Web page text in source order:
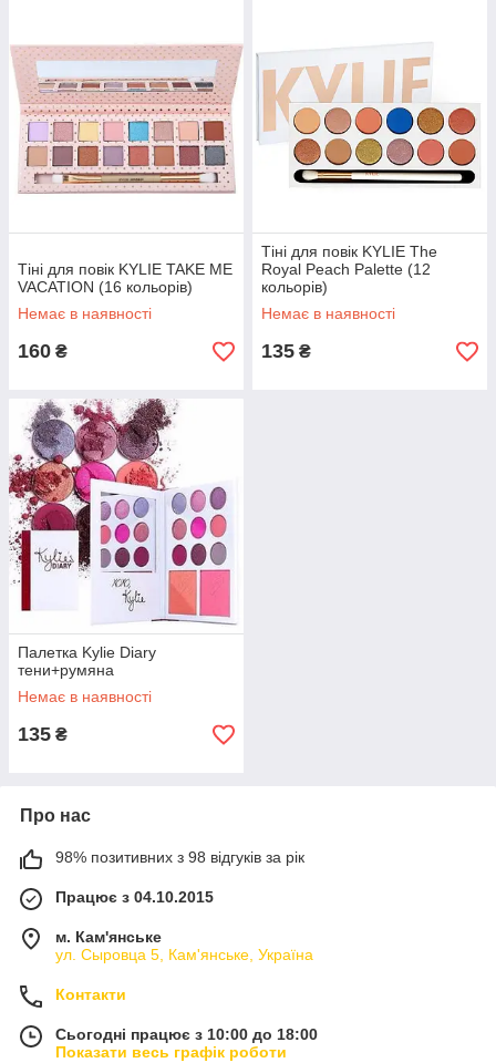
Тіні для повік KYLIE TAKE ME
VACATION (16 кольорів)
Немає в наявності
160 ₴
Тіні для повік KYLIE The
Royal Peach Palette (12
кольорів)
Немає в наявності
135 ₴
Палетка Kylie Diary
тени+румяна
Немає в наявності
135 ₴
Про нас
98% позитивних з 98 відгуків за рік
Працює з 04.10.2015
м. Кам'янське
ул. Сыровца 5, Кам'янське, Україна
Контакти
Сьогодні працює з 10:00 до 18:00
Показати весь графік роботи